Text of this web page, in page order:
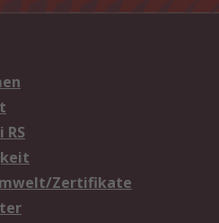
RS
Zertifikate